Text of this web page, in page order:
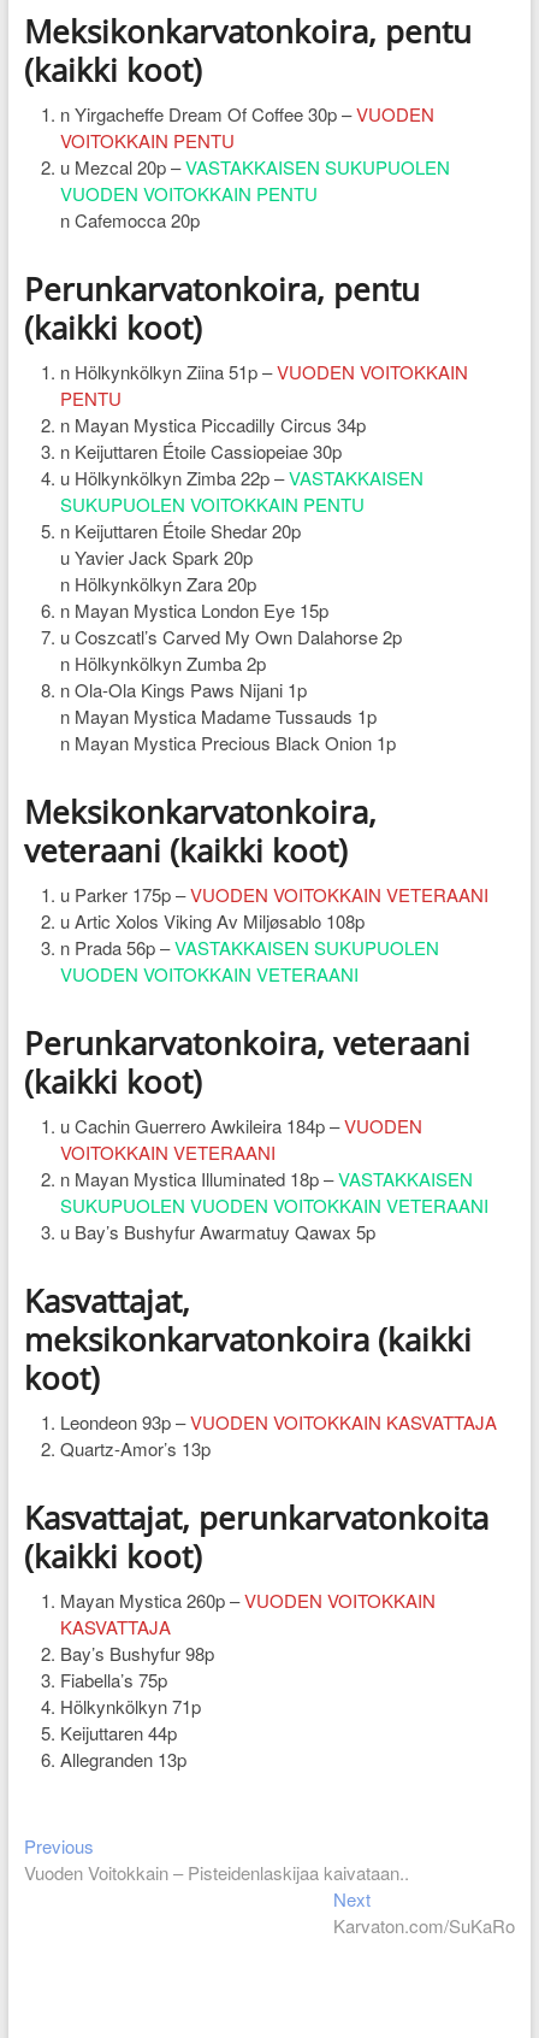
Meksikonkarvatonkoira, pentu
(kaikki koot)
n Yirgacheffe Dream Of Coffee 30p –VUODEN
VOITOKKAIN PENTU
u Mezcal 20p –VASTAKKAISEN SUKUPUOLEN
VUODEN VOITOKKAIN PENTU
n Cafemocca 20p
Perunkarvatonkoira, pentu
(kaikki koot)
n Hölkynkölkyn Ziina 51p –VUODEN VOITOKKAIN
PENTU
n Mayan Mystica Piccadilly Circus 34p
n Keijuttaren Étoile Cassiopeiae 30p
u Hölkynkölkyn Zimba 22p –VASTAKKAISEN
SUKUPUOLEN VOITOKKAIN PENTU
n Keijuttaren Étoile Shedar 20p
u Yavier Jack Spark 20p
n Hölkynkölkyn Zara 20p
n Mayan Mystica London Eye 15p
u Coszcatl’s Carved My Own Dalahorse 2p
n Hölkynkölkyn Zumba 2p
n Ola-Ola Kings Paws Nijani 1p
n Mayan Mystica Madame Tussauds 1p
n Mayan Mystica Precious Black Onion 1p
Meksikonkarvatonkoira,
veteraani (kaikki koot)
u Parker 175p –VUODEN VOITOKKAIN VETERAANI
u Artic Xolos Viking Av Miljøsablo 108p
n Prada 56p –VASTAKKAISEN SUKUPUOLEN
VUODEN VOITOKKAIN VETERAANI
Perunkarvatonkoira, veteraani
(kaikki koot)
u Cachin Guerrero Awkileira 184p –VUODEN
VOITOKKAIN VETERAANI
n Mayan Mystica Illuminated 18p –VASTAKKAISEN
SUKUPUOLEN VUODEN VOITOKKAIN VETERAANI
u Bay’s Bushyfur Awarmatuy Qawax 5p
Kasvattajat,
meksikonkarvatonkoira (kaikki
koot)
Leondeon 93p –VUODEN VOITOKKAIN KASVATTAJA
Quartz-Amor’s 13p
Kasvattajat, perunkarvatonkoita
(kaikki koot)
Mayan Mystica 260p –VUODEN VOITOKKAIN
KASVATTAJA
Bay’s Bushyfur 98p
Fiabella’s 75p
Hölkynkölkyn 71p
Keijuttaren 44p
Allegranden 13p
Artikkelien
selaus
PreviousPrevious
post:
Vuoden Voitokkain – Pisteidenlaskijaa kaivataan..
NextNext
post:
Karvaton.com/SuKaRo